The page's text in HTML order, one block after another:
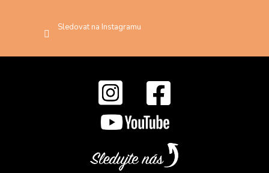
Sledovat na Instagramu